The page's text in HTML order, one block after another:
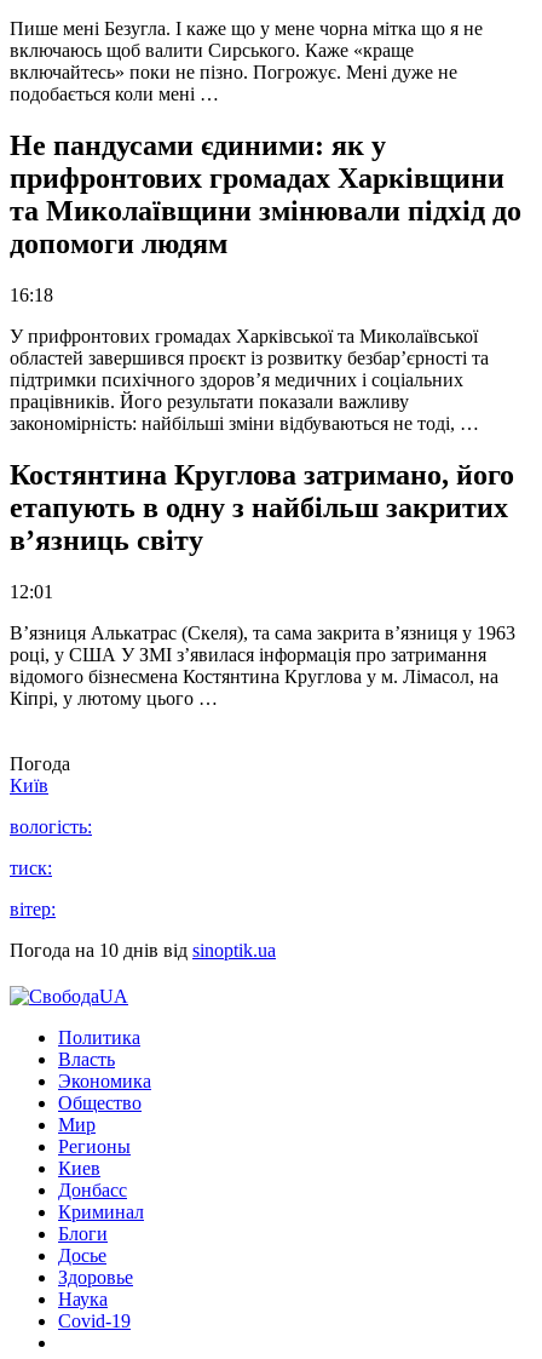
Пише мені Безугла. І каже що у мене чорна мітка що я не
включаюсь щоб валити Сирського. Каже «краще
включайтесь» поки не пізно. Погрожує. Мені дуже не
подобається коли мені …
Не пандусами єдиними: як у
прифронтових громадах Харківщини
та Миколаївщини змінювали підхід до
допомоги людям
16:18
У прифронтових громадах Харківської та Миколаївської
областей завершився проєкт із розвитку безбар’єрності та
підтримки психічного здоров’я медичних і соціальних
працівників. Його результати показали важливу
закономірність: найбільші зміни відбуваються не тоді, …
Костянтина Круглова затримано, його
етапують в одну з найбільш закритих
в’язниць світу
12:01
В’язниця Алькатрас (Скеля), та сама закрита в’язниця у 1963
році, у США У ЗМІ з’явилася інформація про затримання
відомого бізнесмена Костянтина Круглова у м. Лімасол, на
Кіпрі, у лютому цього …
Погода
Київ
вологість:
тиск:
вітер:
Погода на 10 днів від sinoptik.ua
Политика
Власть
Экономика
Общество
Мир
Регионы
Киев
Донбасс
Криминал
Блоги
Досье
Здоровье
Наука
Covid-19